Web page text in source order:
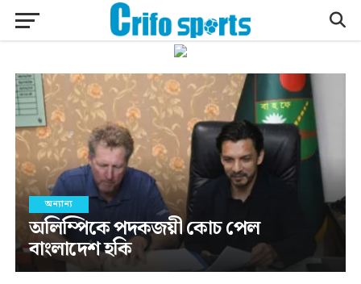
অন্যান্য
অলিম্পিকে পদকজয়ী কোচ পেল
বাংলাদেশ হকি